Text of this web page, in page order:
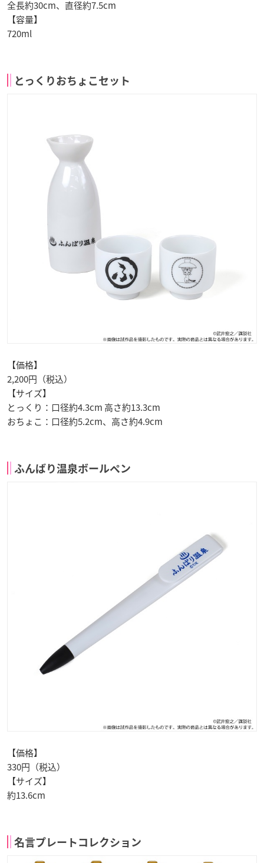
全長約30cm、直径約7.5cm
【容量】
720ml
とっくりおちょこセット
【価格】
2,200円（税込）
【サイズ】
とっくり：口径約4.3cm 高さ約13.3cm
おちょこ：口径約5.2cm、高さ約4.9cm
ふんばり温泉ボールペン
【価格】
330円（税込）
【サイズ】
約13.6cm
名言プレートコレクション